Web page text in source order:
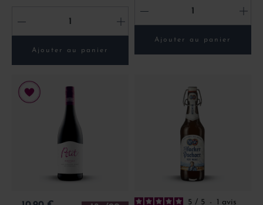
- +
Ajouter au panier
- +
Ajouter au panier
5 / 5 - 1 avis